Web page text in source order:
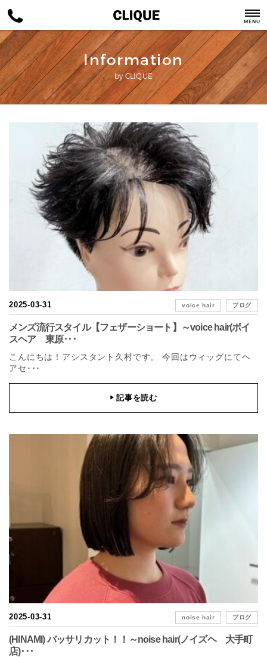
MENU
Information
by CLIQUE
2025-03-31 voice hair ブログ
メンズ流行スタイル【フェザーショート】～voice hair(ボイ
スヘア 東原･･･
こんにちは！アシスタント久村です。 今回はウィッグにてヘ
アセ･･･
▶記事を読む
2025-03-31 noise hair ブログ
(HINAMI) バッサリカット！！～noise hair(ノイズヘ 大手町
店)･･･